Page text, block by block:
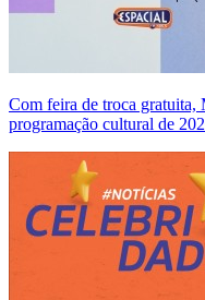
Com feira de troca gratuita,
programação cultural de